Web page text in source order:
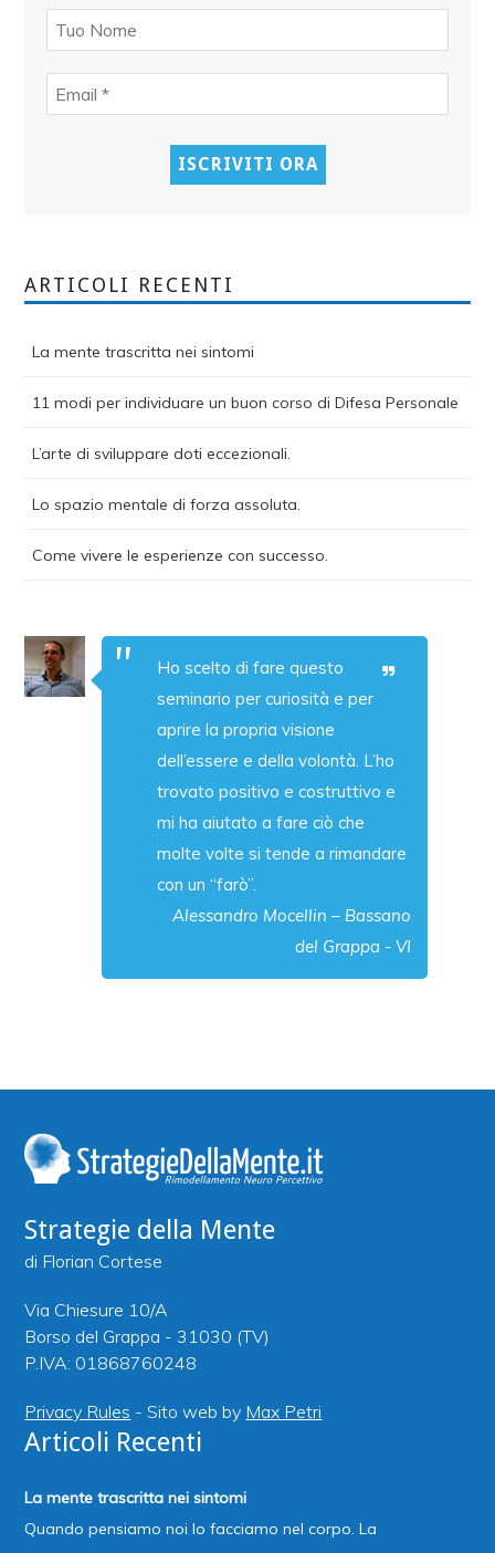
ARTICOLI RECENTI
La mente trascritta nei sintomi
11 modi per individuare un buon corso di Difesa Personale
L’arte di sviluppare doti eccezionali.
Lo spazio mentale di forza assoluta.
Come vivere le esperienze con successo.
Ho scelto di fare questo
seminario per curiosità e per
aprire la propria visione
dell’essere e della volontà. L’ho
trovato positivo e costruttivo e
mi ha aiutato a fare ciò che
molte volte si tende a rimandare
con un “farò”.
Alessandro Mocellin – Bassano
del Grappa - VI
Strategie della Mente
di Florian Cortese
Via Chiesure 10/A
Borso del Grappa - 31030 (TV)
P.IVA: 01868760248
Privacy Rules - Sito web by Max Petri
Articoli Recenti
La mente trascritta nei sintomi
Quando pensiamo noi lo facciamo nel corpo. La